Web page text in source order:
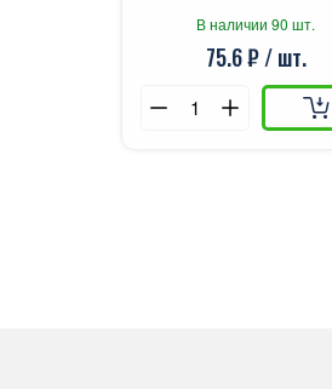
В наличии 90 шт.
75.6 ₽ / шт.